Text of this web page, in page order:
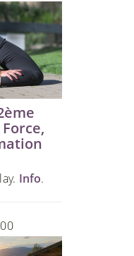
Info.